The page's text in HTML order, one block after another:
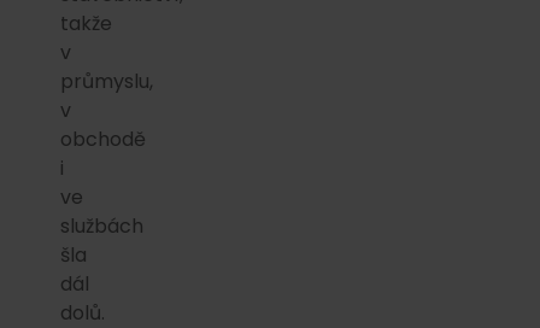
takže
v
průmyslu,
v
obchodě
i
ve
službách
šla
dál
dolů.